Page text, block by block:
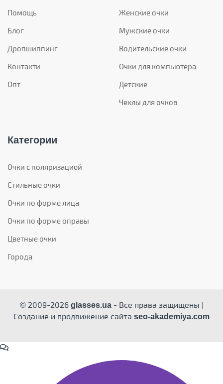
Помощь
Блог
Дропшиппинг
Контакти
Опт
Женские очки
Мужские очки
Водительские очки
Очки для компьютера
Детские
Чехлы для очков
Категории
Очки с поляризацией
Стильные очки
Очки по форме лица
Очки по форме оправы
Цветные очки
Города
© 2009-2026glasses.ua- Все права защищены |
Создание и продвижение сайта seo-akademiya.com